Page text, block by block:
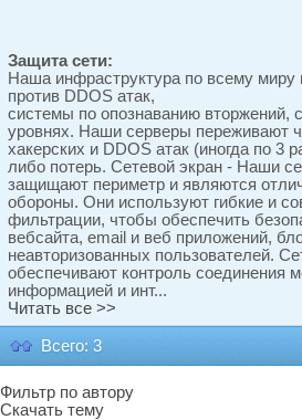
Защита сети:
Наша инфраструктура по всему миру
против DDOS атак,
системы по опознаванию вторжений,
уровнях. Наши серверы переживают
хакерских и DDOS атак (иногда по 3
либо потерь. Сетевой экран - Наши
защищают периметр и являются
обороны. Они используют гибкие и
фильтрации, чтобы обеспечить
вебсайта, email и веб приложений,
неавторизованных пользователей.
обеспечивают контроль соединения
информацией и инт...
Читать все >>
Всего: 3
Фильтр по автору
Скачать тему